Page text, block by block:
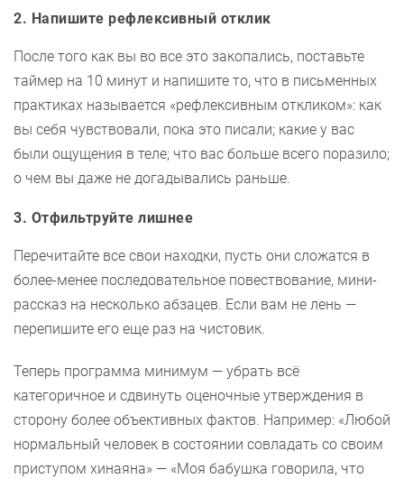
2. Напишите рефлексивный отклик
После того как вы во все это закопались, поставьте
таймер на 10 минут и напишите то, что в письменных
практиках называется «рефлексивным откликом»: как
вы себя чувствовали, пока это писали; какие у вас
были ощущения в теле; что вас больше всего поразило;
о чем вы даже не догадывались раньше.
3. Отфильтруйте лишнее
Перечитайте все свои находки, пусть они сложатся в
более-менее последовательное повествование, мини-
рассказ на несколько абзацев. Если вам не лень —
перепишите его еще раз на чистовик.
Теперь программа минимум — убрать всё
категоричное и сдвинуть оценочные утверждения в
сторону более объективных фактов. Например: «Любой
нормальный человек в состоянии совладать со своим
приступом хинаяна» — «Моя бабушка говорила, что